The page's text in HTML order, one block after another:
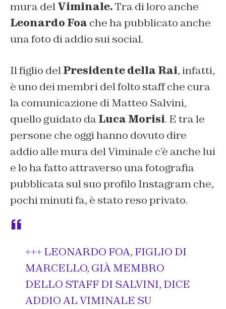
mura delViminale.Tra di loro anche
Leonardo Foa che ha pubblicato anche
una foto di addio sui social.
Il figlio delPresidente della Rai, infatti,
è uno dei membri del folto staff che cura
la comunicazione di Matteo Salvini,
quello guidato daLuca Morisi. E tra le
persone che oggi hanno dovuto dire
addio alle mura del Viminale c’è anche lui
e lo ha fatto attraverso una fotografia
pubblicata sul suo profilo Instagram che,
pochi minuti fa, è stato reso privato.
+++ LEONARDO FOA, FIGLIO DI
MARCELLO, GIÀ MEMBRO
DELLO STAFF DI SALVINI, DICE
ADDIO AL VIMINALE SU